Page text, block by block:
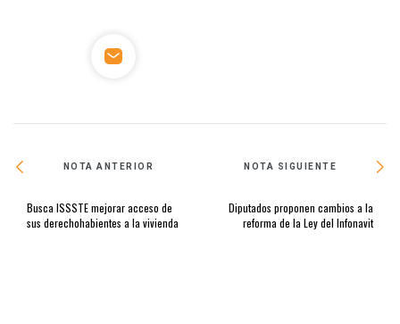
NOTA ANTERIOR
Busca ISSSTE mejorar acceso de
sus derechohabientes a la vivienda
NOTA SIGUIENTE
Diputados proponen cambios a la
reforma de la Ley del Infonavit